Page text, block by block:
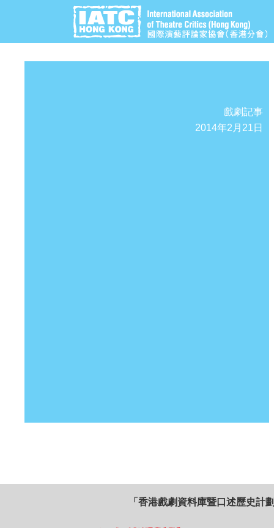
戲劇記事
2014年2月21日
「香港戲劇資料庫暨口述歷史計